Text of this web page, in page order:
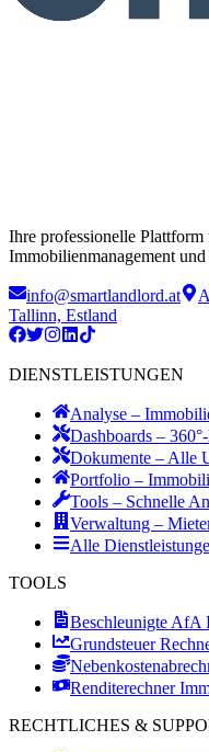
Ihre professionelle
Immobilienmanagement
info@smartlandlord.at
Tallinn, Estland
DIENSTLEISTUNGEN
Analyse –
Dashboards –
Dokumente – Alle
Portfolio –
Tools – Schnelle
Verwaltung –
Alle
TOOLS
Beschleunigte AfA
Grundsteuer
Renditerechner
RECHTLICHES &